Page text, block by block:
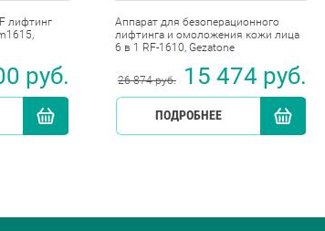
лифтинг
руб.
КУПИТЬ
Аппарат для безоперационного
лифтинга и омоложения кожи лица
6 в 1 RF-1610, Gezatone
26 874 руб. 15 474 руб.
ПОДРОБНЕЕ